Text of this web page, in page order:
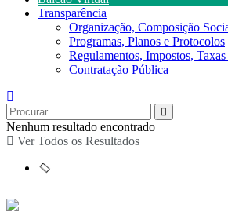
Transparência
Organização, Composição
Programas, Planos e Protocolos
Regulamentos, Impostos,
Contratação Pública
Nenhum resultado encontrado
Ver Todos os Resultados